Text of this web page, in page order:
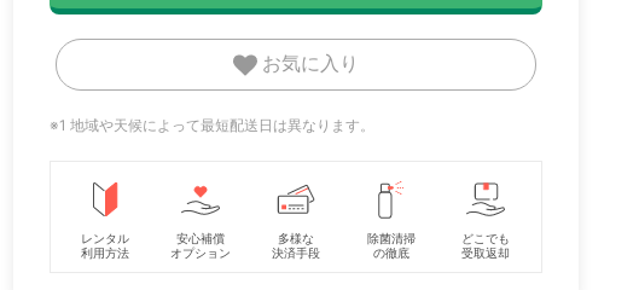
お気に入り
※1 地域や天候によって最短配送日は異なります。
レンタル
利用方法
安心補償
オプション
多様な
決済手段
除菌清掃
の徹底
どこでも
受取返却